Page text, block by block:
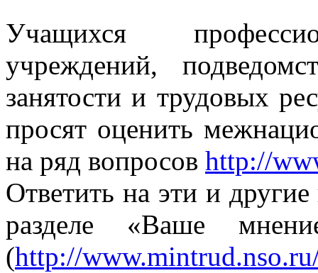
Учащихся
учреждений,
занятости и трудовых
просят оценить
на ряд вопросов http://
Ответить на эти и
разделе «Ваше
(http://